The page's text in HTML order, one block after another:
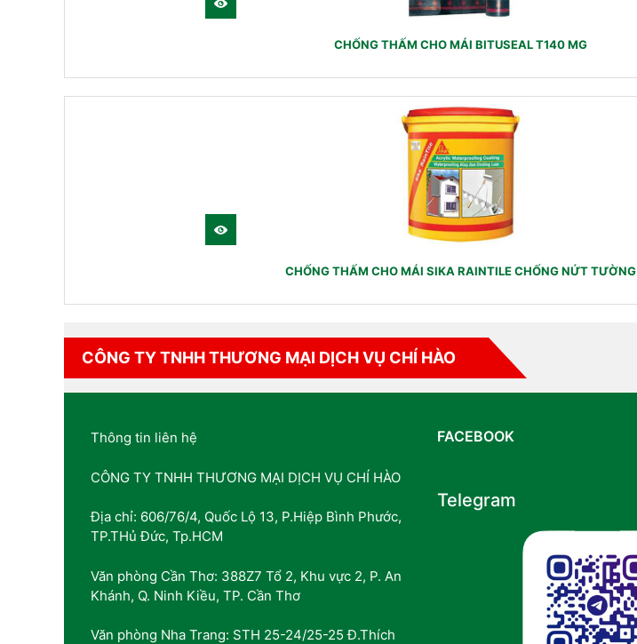
CHỐNG THẤM CHO MÁI BITUSEAL T140 MG
CHỐNG THẤM CHO MÁI SIKA RAINTILE CHỐNG NỨT TƯỜNG
CÔNG TY TNHH THƯƠNG MẠI DỊCH VỤ CHÍ HÀO
Thông tin liên hệ
CÔNG TY TNHH THƯƠNG MẠI DỊCH VỤ CHÍ HÀO
Địa chỉ: 606/76/4, Quốc Lộ 13, P.Hiệp Bình Phước,
TP.THủ Đức, Tp.HCM
Văn phòng Cần Thơ: 388Z7 Tổ 2, Khu vực 2, P. An
Khánh, Q. Ninh Kiều, TP. Cần Thơ
Văn phòng Nha Trang: STH 25-24/25-25 Đ.Thích
FACEBOOK
Telegram